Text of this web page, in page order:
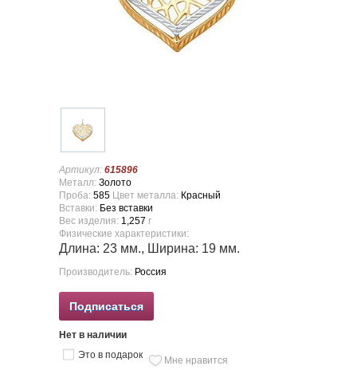
Артикул: 615896
Металл: Золото
Проба: 585 Цвет металла: Красный
Вставки: Без вставки
Вес изделия: 1,257 г
Физические характеристики:
Длина: 23 мм., Ширина: 19 мм.
Производитель: Россия
Подписаться
Нет в наличии
Мне нравится
Это в подарок